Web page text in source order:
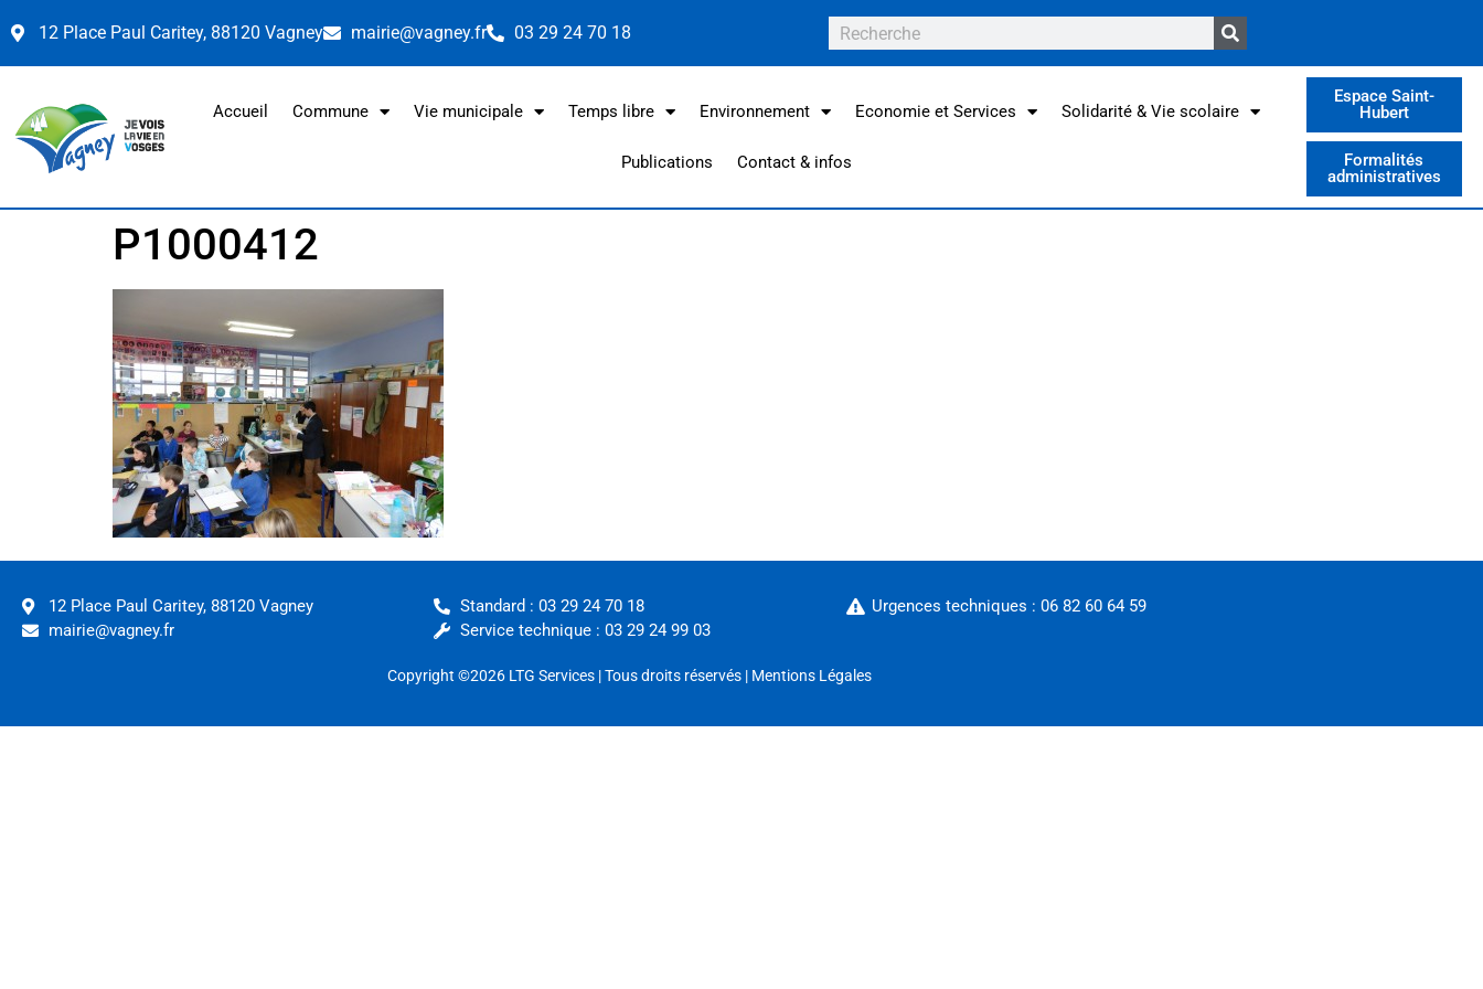
12 Place Paul Caritey, 88120 Vagney mairie@vagney.fr 03 29 24 70 18
Accueil Commune Vie municipale Temps libre Environnement Economie et Services Solidarité & Vie scolaire
Publications Contact & infos
Espace Saint-
Hubert
Formalités
administratives
P1000412
12 Place Paul Caritey, 88120 Vagney
mairie@vagney.fr
Standard : 03 29 24 70 18
Service technique : 03 29 24 99 03
Urgences techniques : 06 82 60 64 59
Copyright ©2026 LTG Services| Tous droits réservés | Mentions Légales